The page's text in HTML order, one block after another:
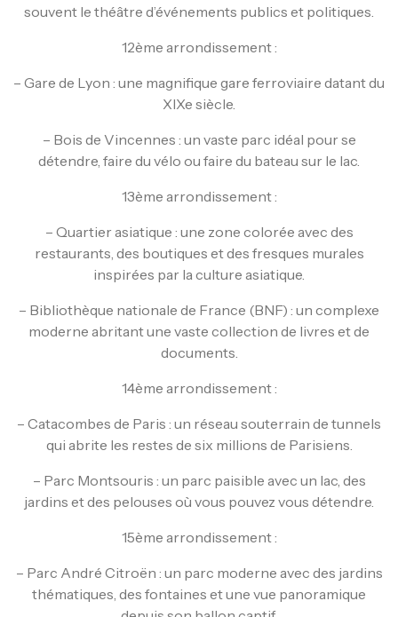
souvent le théâtre d’événements publics et politiques.
12ème arrondissement :
– Gare de Lyon : une magnifique gare ferroviaire datant du
XIXe siècle.
– Bois de Vincennes : un vaste parc idéal pour se
détendre, faire du vélo ou faire du bateau sur le lac.
13ème arrondissement :
– Quartier asiatique : une zone colorée avec des
restaurants, des boutiques et des fresques murales
inspirées par la culture asiatique.
– Bibliothèque nationale de France (BNF) : un complexe
moderne abritant une vaste collection de livres et de
documents.
14ème arrondissement :
– Catacombes de Paris : un réseau souterrain de tunnels
qui abrite les restes de six millions de Parisiens.
– Parc Montsouris : un parc paisible avec un lac, des
jardins et des pelouses où vous pouvez vous détendre.
15ème arrondissement :
– Parc André Citroën : un parc moderne avec des jardins
thématiques, des fontaines et une vue panoramique